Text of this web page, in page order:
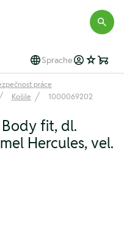
Sprache
práce
Košile 1000069202
fit, dl.
Hercules, vel.